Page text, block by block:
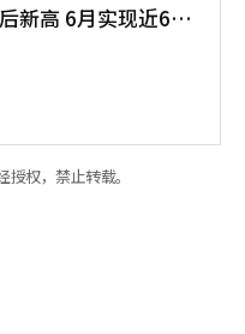
新高 6月实现近6亿
授权，禁止转载。